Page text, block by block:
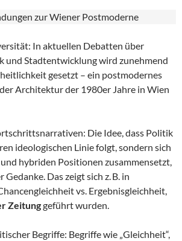
zur Wiener Postmoderne
In aktuellen Debatten über
und Stadtentwicklung wird zunehmend
gesetzt – ein postmodernes
Architektur der 1980er Jahre in Wien
Die Idee, dass Politik
ideologischen Linie folgt, sondern sich
hybriden Positionen zusammensetzt,
Das zeigt sich z. B. in
vs. Ergebnisgleichheit,
Zeitunggeführt wurden.
Begriffe: Begriffe wie „Gleichheit“,